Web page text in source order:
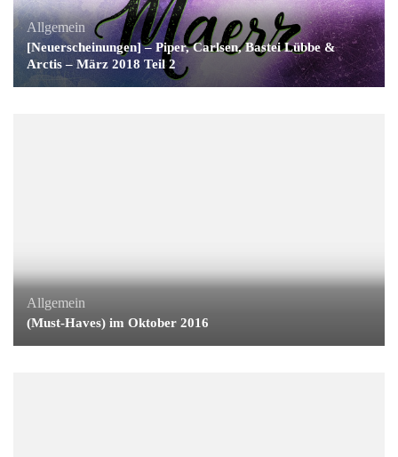
Allgemein
[Neuerscheinungen] – Piper, Carlsen, Bastei Lübbe &
Arctis – März 2018 Teil 2
Allgemein
(Must-Haves) im Oktober 2016